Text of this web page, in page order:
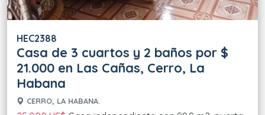
HEC2388
Casa de 3 cuartos y 2 baños por $
21.000 en Las Cañas, Cerro, La
Habana
CERRO, LA HABANA.